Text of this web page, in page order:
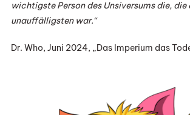
wichtigste Person des Unsiversums die, die
unauffälligsten war.“
Dr. Who, Juni 2024, „Das Imperium das